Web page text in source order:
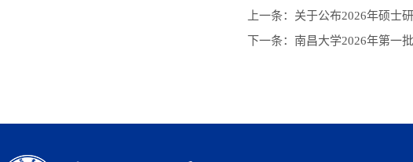
上一条： 关于公布2026年硕士
下一条： 南昌大学2026年第一